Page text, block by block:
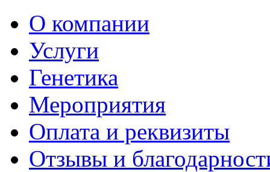
О компании
Услуги
Генетика
Мероприятия
Оплата и реквизиты
Отзывы и